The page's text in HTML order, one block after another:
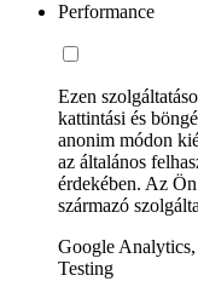
Performance
Ezen
kattintási és
anonim módon
az általános
érdekében. Az
származó
Google
Testing